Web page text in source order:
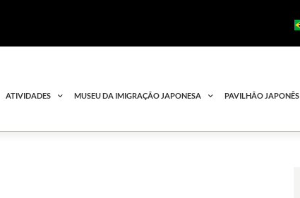
ATIVIDADES MUSEU DA IMIGRAÇÃO JAPONESA PAVILHÃO JAPONÊS